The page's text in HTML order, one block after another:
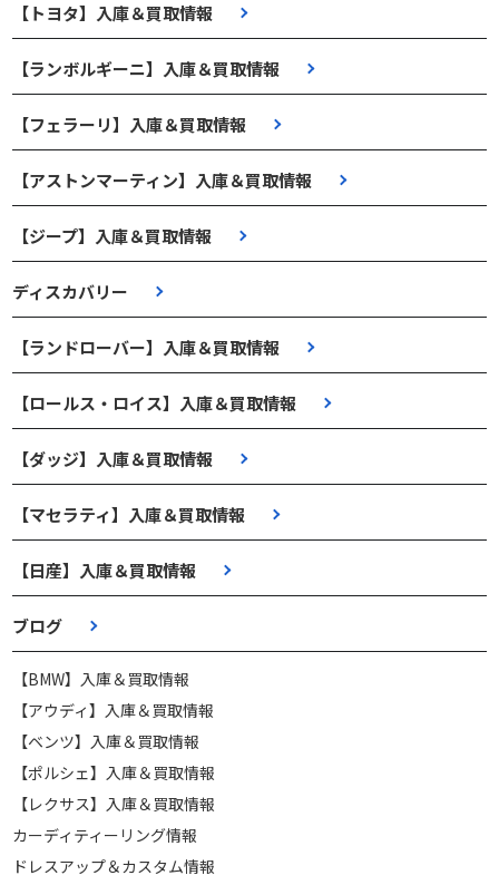
【トヨタ】入庫＆買取情報
【ランボルギーニ】入庫＆買取情報
【フェラーリ】入庫＆買取情報
【アストンマーティン】入庫＆買取情報
【ジープ】入庫＆買取情報
ディスカバリー
【ランドローバー】入庫＆買取情報
【ロールス・ロイス】入庫＆買取情報
【ダッジ】入庫＆買取情報
【マセラティ】入庫＆買取情報
【日産】入庫＆買取情報
ブログ
【BMW】入庫＆買取情報
【アウディ】入庫＆買取情報
【ベンツ】入庫＆買取情報
【ポルシェ】入庫＆買取情報
【レクサス】入庫＆買取情報
カーディティーリング情報
ドレスアップ＆カスタム情報